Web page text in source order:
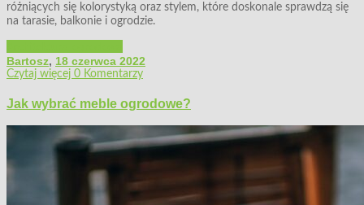
różniących się kolorystyką oraz stylem, które doskonale sprawdzą się
na tarasie, balkonie i ogrodzie.
Bartosz, 18 czerwca 2022
Czytaj więcej 0 Komentarzy
Jak wybrać meble ogrodowe?